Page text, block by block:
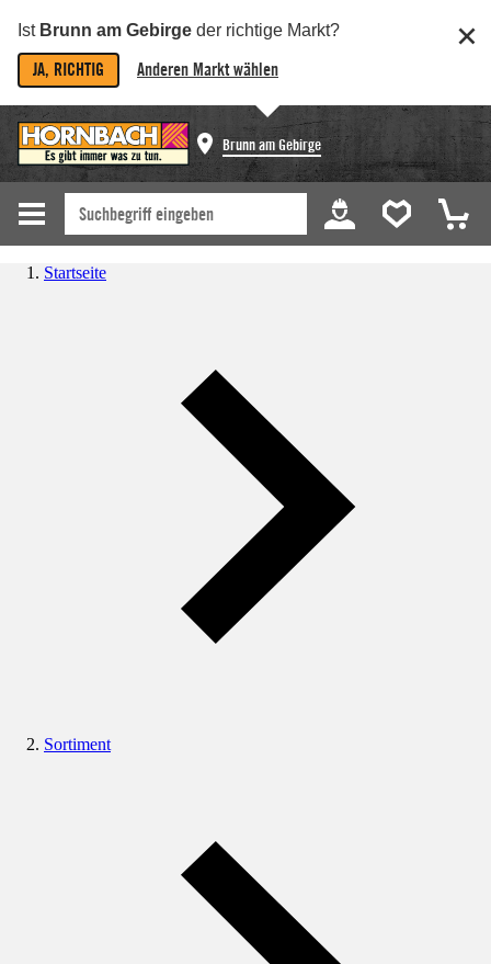
Ist Brunn am Gebirge der richtige Markt?
JA, RICHTIG Anderen Markt wählen
Brunn am Gebirge
Startseite
Sortiment